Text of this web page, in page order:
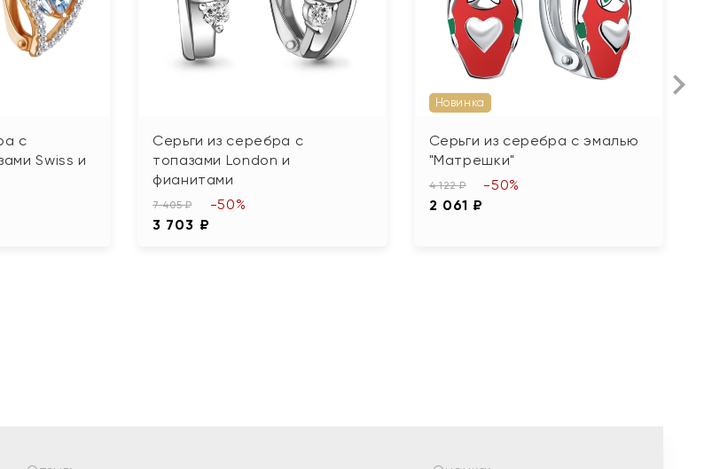
с
Swiss и
Серьги из серебра с
топазами London и
фианитами
7 405 ₽
3 703 ₽
-50%
Новинка
Серьги из серебра с эмалью
"Матрешки"
4 122 ₽
2 061 ₽
-50%